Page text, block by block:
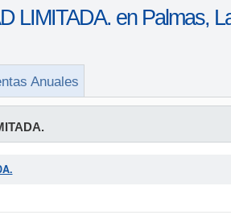
LIMITADA. en Palmas,
Anuales